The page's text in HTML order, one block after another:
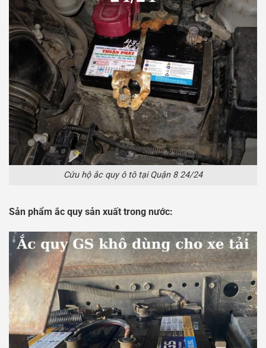
Cứu hộ ắc quy ô tô tại Quận 8 24/24
Sản phẩm ắc quy sản xuất trong nước: